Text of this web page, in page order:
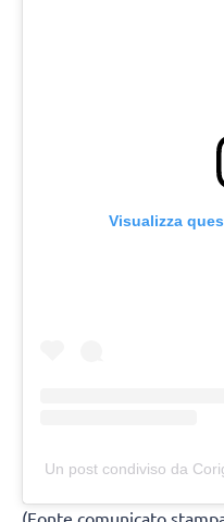
Visualizza
Un post condiviso da